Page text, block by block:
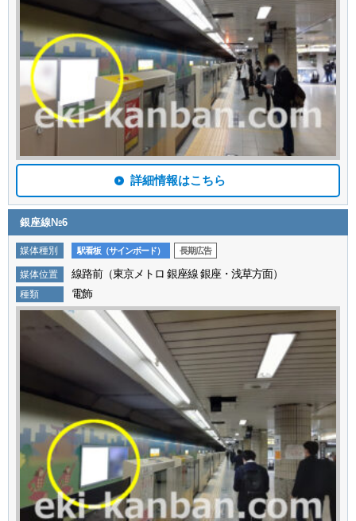
詳細情報はこちら
銀座線№6
媒体種別 駅看板（サインボード） 長期広告
媒体位置 線路前（東京メトロ 銀座線 銀座・浅草方面）
種類 電飾